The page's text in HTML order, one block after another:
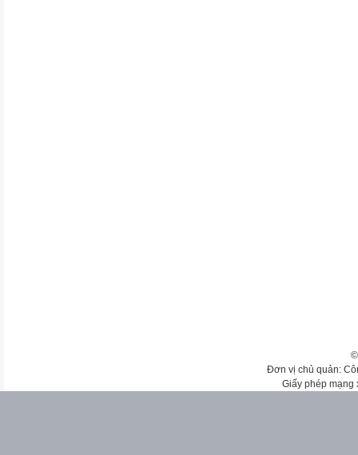
Đơn vị chủ quản:
Giấy phép mạng